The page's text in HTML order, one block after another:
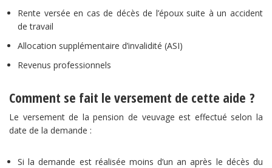
Rente versée en cas de décès de l’époux suite à un accident
de travail
Allocation supplémentaire d’invalidité (ASI)
Revenus professionnels
Comment se fait le versement de cette aide ?
Le versement de la pension de veuvage est effectué selon la
date de la demande :
Si la demande est réalisée moins d’un an après le décès du